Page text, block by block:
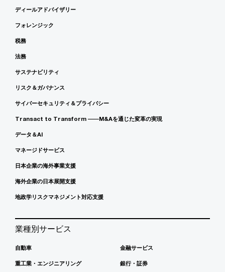
ディールアドバイザリー
フォレンジック
税務
法務
サステナビリティ
リスク＆ガバナンス
サイバーセキュリティ＆プライバシー
Transact to Transform ――M&Aを通じた変革の実現
データ＆AI
マネージドサービス
日本企業の海外事業支援
海外企業の日本展開支援
地政学リスクマネジメント対応支援
業種別サービス
自動車
重工業・エンジニアリング
金融サービス
銀行・証券